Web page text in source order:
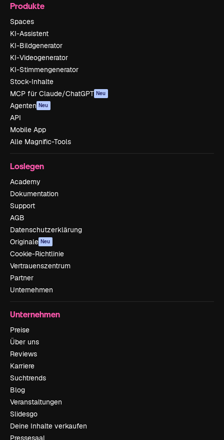
Produkte
Spaces
KI-Assistent
KI-Bildgenerator
KI-Videogenerator
KI-Stimmengenerator
Stock-Inhalte
MCP für Claude/ChatGPT Neu
Agenten Neu
API
Mobile App
Alle Magnific-Tools
Loslegen
Academy
Dokumentation
Support
AGB
Datenschutzerklärung
Originale Neu
Cookie-Richtlinie
Vertrauenszentrum
Partner
Unternehmen
Unternehmen
Preise
Über uns
Reviews
Karriere
Suchtrends
Blog
Veranstaltungen
Slidesgo
Deine Inhalte verkaufen
Pressesaal